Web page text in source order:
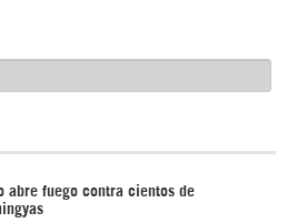
abre fuego contra cientos de